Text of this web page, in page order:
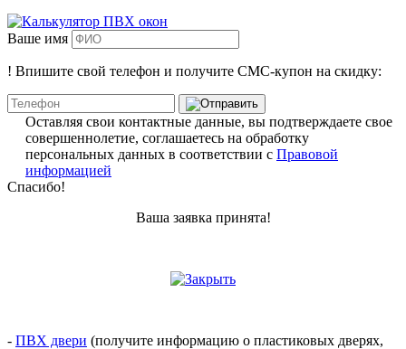
Ваше имя
! Впишите свой телефон и получите СМС-купон на скидку:
Оставляя свои контактные данные, вы подтверждаете свое
совершеннолетие, соглашаетесь на обработку
персональных данных в соответствии с Правовой
информацией
Спасибо!
Ваша заявка принята!
- ПВХ двери (получите информацию о пластиковых дверях,